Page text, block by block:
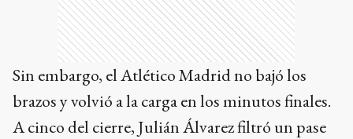
Sin embargo, el Atlético Madrid no bajó los
brazos y volvió a la carga en los minutos finales.
A cinco del cierre, Julián Álvarez filtró un pase